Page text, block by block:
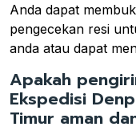
Anda dapat
pengecekan resi
anda atau dapat
Apakah
Ekspedisi
Timur aman